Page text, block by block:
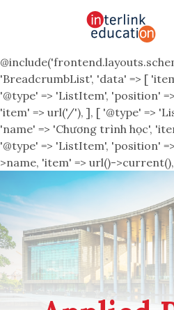
'BreadcrumbList', 'data' => [
'@type' => 'ListItem', 'position'
'item' => url('/'), ], [ '@type' =>
'name' => 'Chương trình học',
'@type' => 'ListItem', 'position'
>name, 'item' => url()-